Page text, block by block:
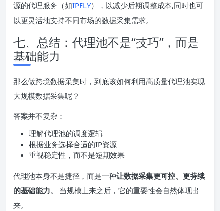
源的代理服务（如IPFLY），以减少后期调整成本,同时也可
以更灵活地支持不同市场的数据采集需求。
七、总结：代理池不是“技巧”，而是
基础能力
那么做跨境数据采集时，到底该如何利用高质量代理池实现
大规模数据采集呢？
答案并不复杂：
理解代理池的调度逻辑
根据业务选择合适的IP资源
重视稳定性，而不是短期效果
代理池本身不是捷径，而是一种让数据采集更可控、更持续
的基础能力。 当规模上来之后，它的重要性会自然体现出
来。